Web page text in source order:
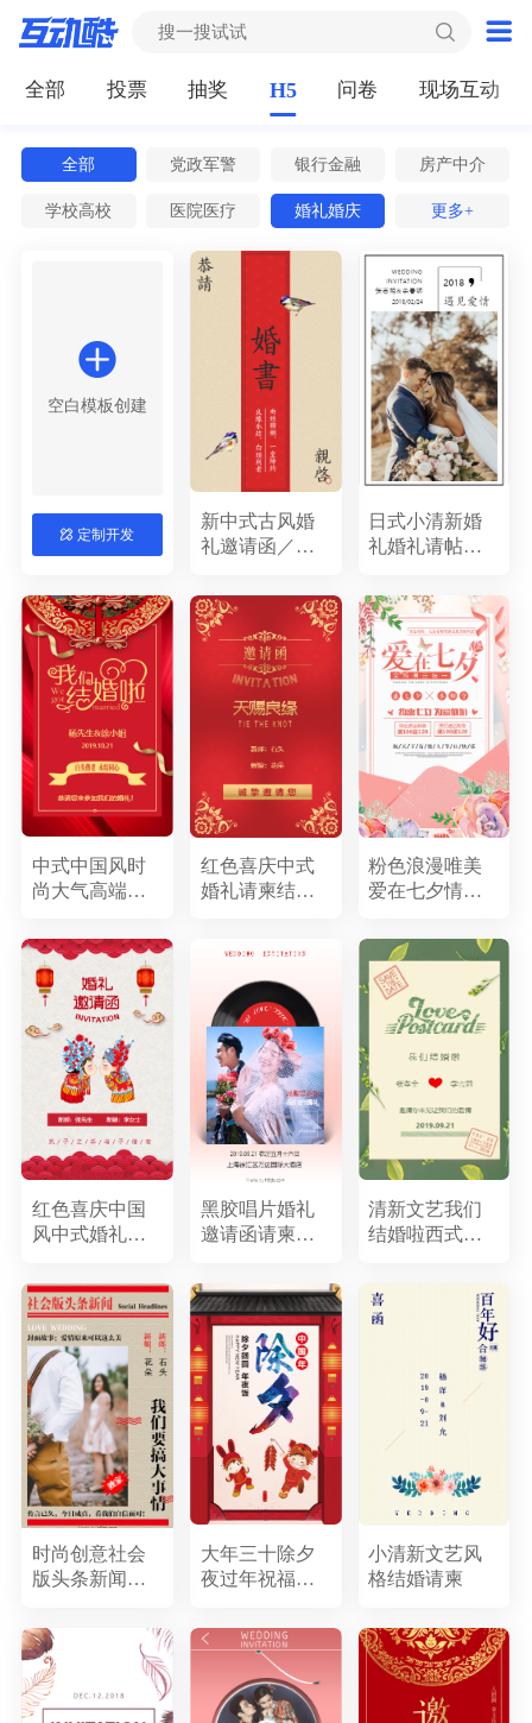
全部 投票 抽奖 H5 问卷 现场互动
全部 党政军警 银行金融 房产中介
学校高校 医院医疗 婚礼婚庆 教育培训
汽车服务 电商微商 广告媒体
运动健身 餐饮门店
邀请函 节日祝福
人才招聘 电子相册
元旦节 元宵节
女神节 妇女节 劳动节
青年节 情人节 母亲节 儿童节
建军节 医师节 七夕节 中秋节
重阳节 教师节 国庆节 双11
万圣节 喜庆
简约 卡通
科技 手绘 中国风 商务风
更多+
空白模板创建
定制开发
新中式古风婚
礼邀请函／古
柬婚礼喜帖／
中国风婚礼请
柬喜帖／婚书
婚约／古典怀
日式小清新婚
礼婚礼请帖文
简约婚礼清新
婚礼时尚婚礼
杂志风婚礼典
雅婚礼旅拍风
婚礼结婚请柬
喜帖
中式中国风时
尚大气高端古
请函结婚请帖
红色喜庆中式
婚礼请柬结婚
粉色浪漫唯美
爱在七夕情人
红色喜庆中国
风中式婚礼时
典古风婚礼结
婚请帖喜帖请
柬邀请函
黑胶唱片婚礼
邀请函请柬喜
520秀恩爱表白
纪念册
清新文艺我们
结婚啦西式婚
婚礼请柬企业
个人通用唯美
时尚创意社会
版头条新闻婚
大年三十除夕
夜过年祝福团
中国风模板
小清新文艺风
格结婚请柬